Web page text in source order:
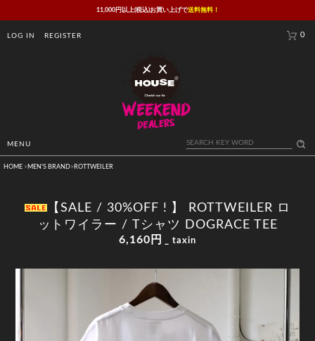
11,000円以上(税込)お買い上げで送料無料！
LOG IN REGISTER 0
MENU
HOME > MEN'S BRAND> ROTTWEILER
【SALE / 30%OFF ! 】 ROTTWEILER ロ
ットワイラー / Tシャツ DOGRACE TEE
6,160円 _ taxin